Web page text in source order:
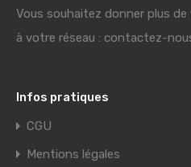
Vous souhaitez donner plus
à votre réseau : contactez-
Infos pratiques
CGU
Mentions légales